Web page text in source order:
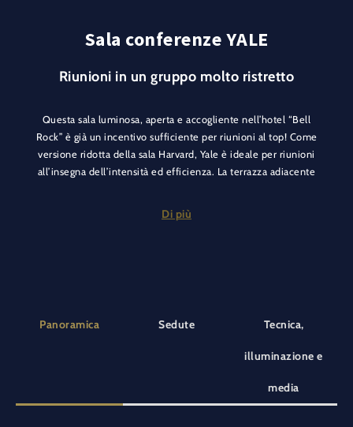
Sala conferenze YALE
Riunioni in un gruppo molto ristretto
Questa sala luminosa, aperta e accogliente nell’hotel “Bell
Rock” è già un incentivo sufficiente per riunioni al top! Come
versione ridotta della sala Harvard, Yale è ideale per riunioni
all’insegna dell’intensità ed efficienza. La terrazza adiacente
L’atmosfera elitaria con elementi moderni abbinati a uno stile
Di più
Panoramica Sedute Tecnica,
illuminazione e
media